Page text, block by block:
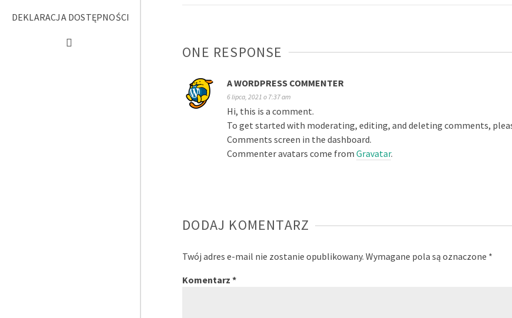
DEKLARACJA DOSTĘPNOŚCI
ONE RESPONSE
A WORDPRESS COMMENTER
6 lipca, 2021 o 7:37 am
Hi, this is a comment.
To get started with moderating, editing, and deleting comments,
Comments screen in the dashboard.
Commenter avatars come fromGravatar.
DODAJ KOMENTARZ
Twój adres e-mail nie zostanie opublikowany. Wymagane pola są oznaczone *
Komentarz*